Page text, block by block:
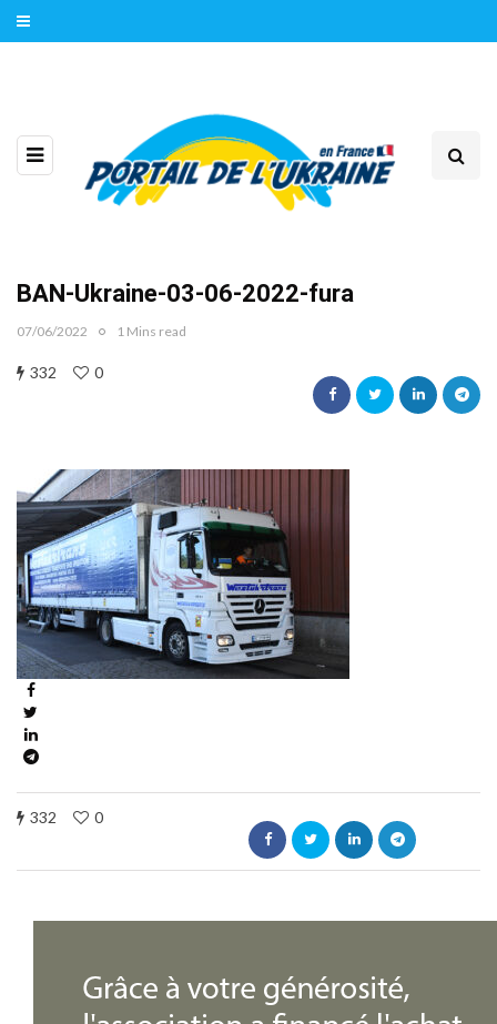
BAN-Ukraine-03-06-2022-fura
07/06/2022 1 Mins read
332 0
332 0